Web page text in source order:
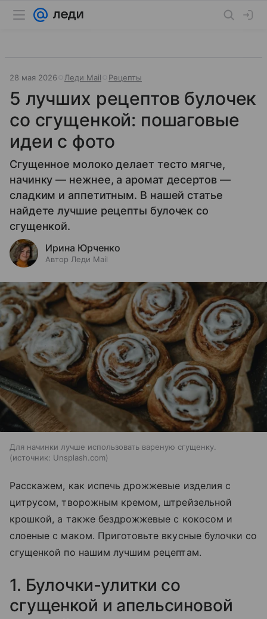
28 мая 2026 Леди Mail Рецепты
5 лучших рецептов булочек
со сгущенкой: пошаговые
идеи с фото
Сгущенное молоко делает тесто мягче,
начинку — нежнее, а аромат десертов —
сладким и аппетитным. В нашей статье
найдете лучшие рецепты булочек со
сгущенкой.
Ирина Юрченко
Автор Леди Mail
Для начинки лучше использовать вареную сгущенку.
источник: Unsplash.com
Расскажем, как испечь дрожжевые изделия с
цитрусом, творожным кремом, штрейзельной
крошкой, а также бездрожжевые с кокосом и
слоеные с маком. Приготовьте вкусные булочки со
сгущенкой по нашим лучшим рецептам.
1. Булочки-улитки со
сгущенкой и апельсиновой